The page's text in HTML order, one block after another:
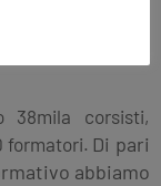
38mila corsisti,
formatori. Di pari
abbiamo